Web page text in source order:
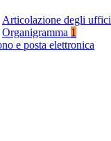
Articolazione degli uffici
Organigramma 1
e posta elettronica